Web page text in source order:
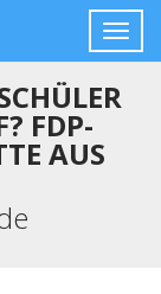
FDP-
AUS